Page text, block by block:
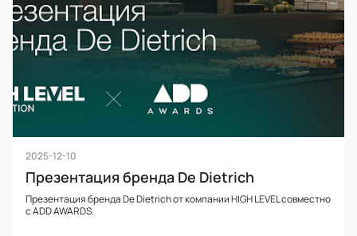
2025-12-10
Презентация бренда De Dietrich
Презентация бренда De Dietrich от компании HIGH LEVEL совместно
с ADD AWARDS.